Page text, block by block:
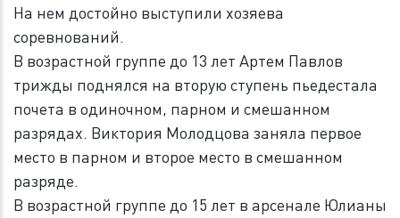
На нем достойно выступили хозяева
соревнований.
В возрастной группе до 13 лет Артем Павлов
трижды поднялся на вторую ступень пьедестала
почета в одиночном, парном и смешанном
разрядах. Виктория Молодцова заняла первое
место в парном и второе место в смешанном
разряде.
В возрастной группе до 15 лет в арсенале Юлианы